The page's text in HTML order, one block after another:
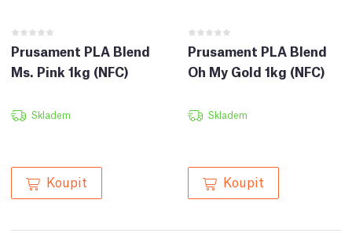
Prusament PLA Blend
Ms. Pink 1kg (NFC)
Skladem
Koupit
Prusament PLA Blend
Oh My Gold 1kg (NFC)
Skladem
Koupit